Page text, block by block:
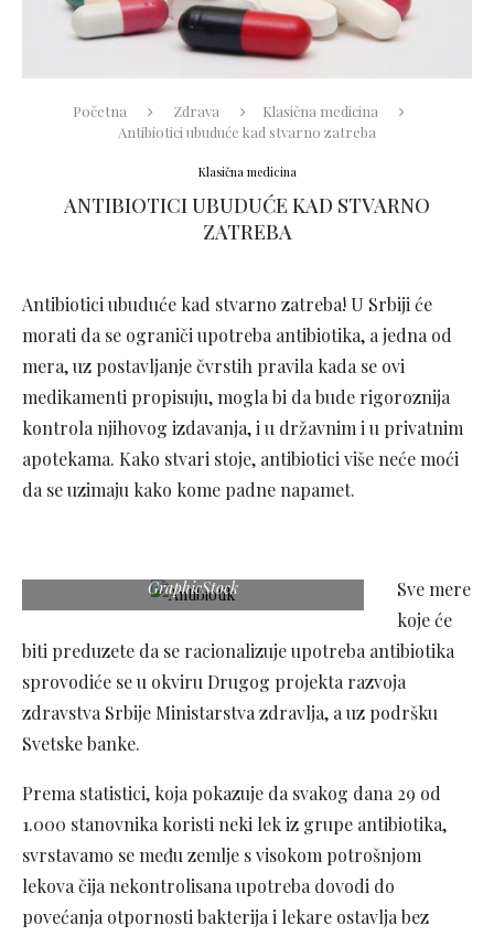
Početna Zdrava
Klasična medicina
Antibiotici ubuduće kad stvarno zatreba
Klasična medicina
ANTIBIOTICI UBUDUĆE KAD STVARNO
ZATREBA
Antibiotici ubuduće kad stvarno zatreba! U Srbiji će
morati da se ograniči upotreba antibiotika, a jedna od
mera, uz postavljanje čvrstih pravila kada se ovi
medikamenti propisuju, mogla bi da bude rigoroznija
kontrola njihovog izdavanja, i u državnim i u privatnim
apotekama. Kako stvari stoje, antibiotici više neće moći
da se uzimaju kako kome padne napamet.
GraphicStock
Sve mere
koje će
biti preduzete da se racionalizuje upotreba antibiotika
sprovodiće se u okviru Drugog projekta razvoja
zdravstva Srbije Ministarstva zdravlja, a uz podršku
Svetske banke.
Prema statistici, koja pokazuje da svakog dana 29 od
1.000 stanovnika koristi neki lek iz grupe antibiotika,
svrstavamo se među zemlje s visokom potrošnjom
lekova čija nekontrolisana upotreba dovodi do
povećanja otpornosti bakterija i lekare ostavlja bez